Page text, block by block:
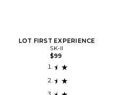
LOT FIRST EXPERIENCE
SK-II
$99